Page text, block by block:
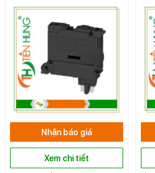
Nhận báo giá
Xem chi tiết